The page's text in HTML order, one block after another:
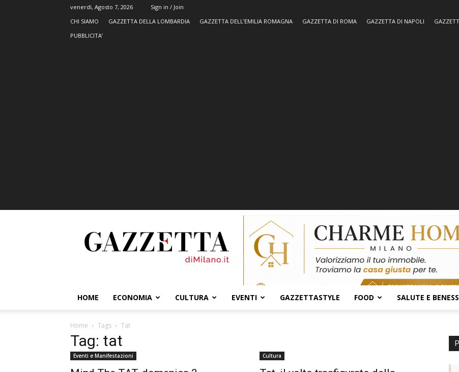
venerdì, Agosto 7, 2026
Sign in / Join
CHI SIAMO
GAZZETTA DELLA LOMBARDIA GAZZETTA DELL’EMILIA ROMAGNA GAZZETTA DI ROMA GAZZETTA DI NAPOLI
PUBBLICITA’
HOME ECONOMIA CULTURA EVENTI GAZZETTASTYLE FOOD SALUTE E
Home Tags Tat
Tag: tat
Eventi e Manifestazioni Cultura